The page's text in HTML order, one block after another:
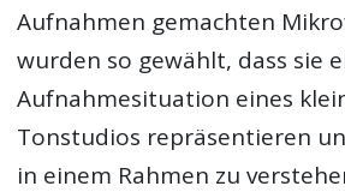
Aufnahmen gemachten
wurden so gewählt, dass sie
Aufnahmesituation eines
Tonstudios repräsentieren
in einem Rahmen zu